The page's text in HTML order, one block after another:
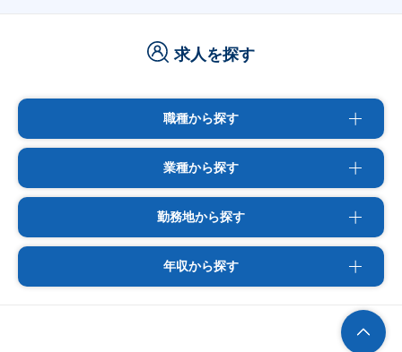
求人を探す
職種から探す
業種から探す
勤務地から探す
年収から探す